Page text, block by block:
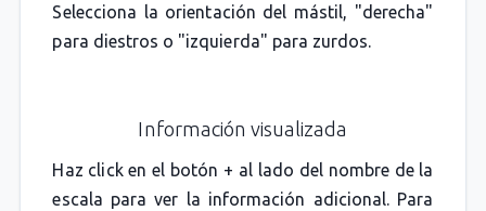
Selecciona la orientación del mástil, "derecha"
para diestros o "izquierda" para zurdos.
Información visualizada
Haz click en el botón + al lado del nombre de la
escala para ver la información adicional. Para